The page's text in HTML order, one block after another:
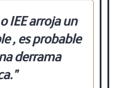
IEEarroja un
, es probable
derrama